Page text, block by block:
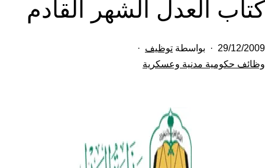
كتاب العدل الشهر القادم
تم
النشر
29/12/2009 بواسطة توظيف
مصنف
وظائف حكومية مدنية وعسكرية